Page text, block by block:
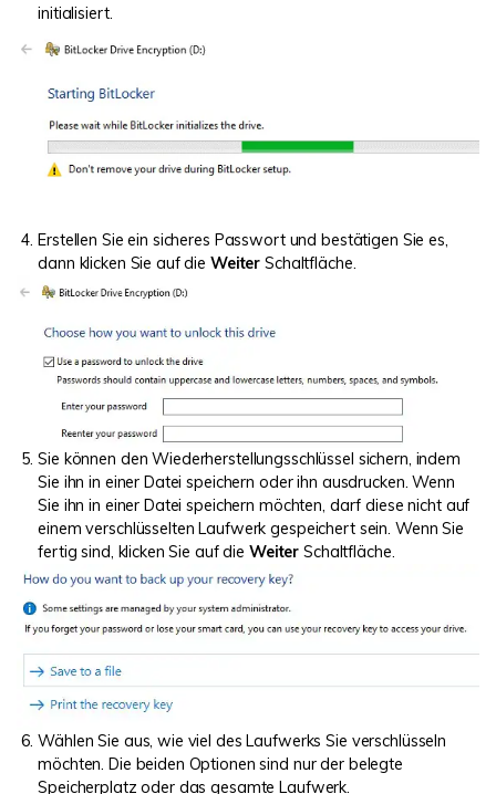
initialisiert.
Erstellen Sie ein sicheres Passwort und bestätigen Sie es,
dann klicken Sie auf die WeiterSchaltfläche.
Sie können den Wiederherstellungsschlüssel sichern, indem
Sie ihn in einer Datei speichern oder ihn ausdrucken. Wenn
Sie ihn in einer Datei speichern möchten, darf diese nicht auf
einem verschlüsselten Laufwerk gespeichert sein. Wenn Sie
fertig sind, klicken Sie auf die WeiterSchaltfläche.
Wählen Sie aus, wie viel des Laufwerks Sie verschlüsseln
möchten. Die beiden Optionen sind nur der belegte
Speicherplatz oder das gesamte Laufwerk.